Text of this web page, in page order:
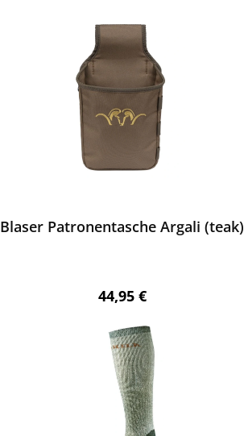
Blaser Patronentasche Argali (teak)
Regulärer Preis:
44,95 €